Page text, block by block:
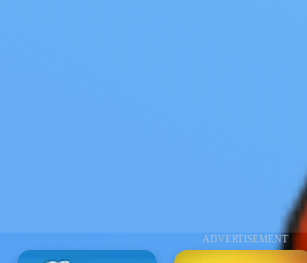
ADVERTISEMENT